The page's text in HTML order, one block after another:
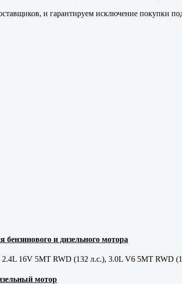
и гарантируем исключение покупки
и дизельного мотора
16V 5MT RWD (132 л.с.), 3.0L V6 5MT RWD
мотор